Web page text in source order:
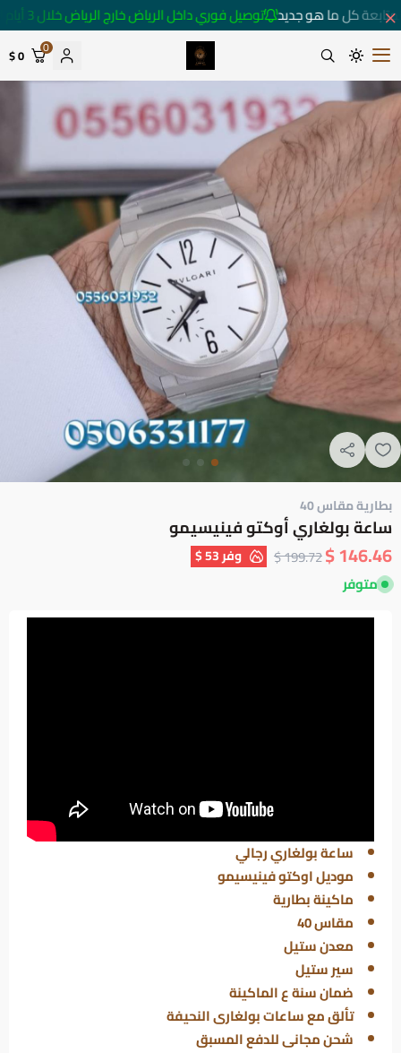
كل ما هو جديد توصيل فوري داخل الرياض خارج الرياض خلال 3 أيام 🚚
متجر ساعات رومانس
0
0 $
بطارية مقاس 40
ساعة بولغاري أوكتو فينيسيمو
146.46 $
199.72 $ وفر53 $
متوفر
ساعة بولغاري رجالي
موديل اوكتو فينيسيمو
ماكينة بطارية
مقاس 40
معدن ستيل
سير ستيل
ضمان سنة ع الماكينة
تألق مع ساعات بولغارى النحيفة
شحن مجانى للدفع المسبق